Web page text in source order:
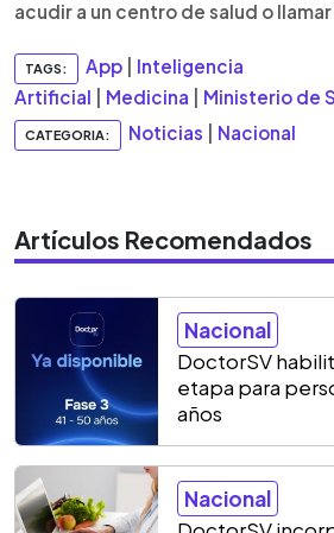
acudir a un centro de salud o llamar
TAGS: App
Inteligencia
Artificial
Medicina Ministerio de
CATEGORIA: Noticias Nacional
Artículos Recomendados
Nacional
DoctorSV
etapa para
años
Nacional